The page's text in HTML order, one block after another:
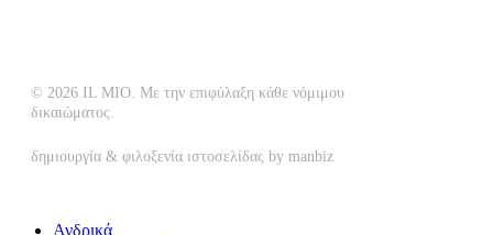
© 2026 IL MIO. Με την επιφύλαξη κάθε νόμιμου
δικαιώματος.
δημιουργία & φιλοξενία ιστοσελίδας by manbiz
Ανδρικά